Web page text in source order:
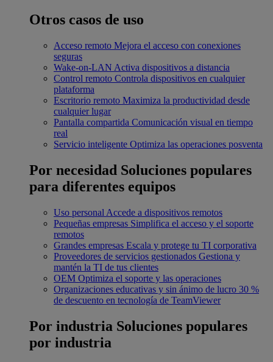
Otros casos de uso
Acceso remoto Mejora el acceso con conexiones
seguras
Wake-on-LAN Activa dispositivos a distancia
Control remoto Controla dispositivos en cualquier
plataforma
Escritorio remoto Maximiza la productividad desde
cualquier lugar
Pantalla compartida Comunicación visual en tiempo
real
Servicio inteligente Optimiza las operaciones posventa
Por necesidad Soluciones populares
para diferentes equipos
Uso personal Accede a dispositivos remotos
Pequeñas empresas Simplifica el acceso y el soporte
remotos
Grandes empresas Escala y protege tu TI corporativa
Proveedores de servicios gestionados Gestiona y
mantén la TI de tus clientes
OEM Optimiza el soporte y las operaciones
Organizaciones educativas y sin ánimo de lucro 30 %
de descuento en tecnología de TeamViewer
Por industria Soluciones populares
por industria